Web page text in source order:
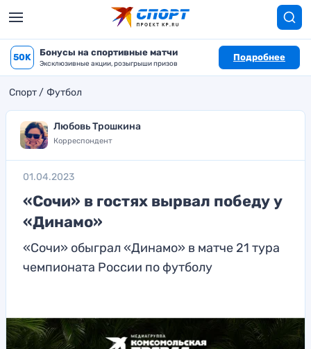
50K Бонусы на спортивные матчи
Эксклюзивные акции, розыгрыши призов
Подробнее
Спорт Футбол
Любовь Трошкина
Корреспондент
01.04.2023
«Сочи» в гостях вырвал победу у
«Динамо»
«Сочи» обыграл «Динамо» в матче 21 тура
чемпионата России по футболу